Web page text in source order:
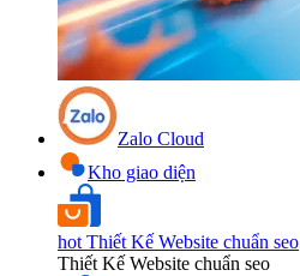
Zalo Cloud
Kho giao diện
hot Thiết Kế Website chuẩn seo
Thiết Kế Website chuẩn seo